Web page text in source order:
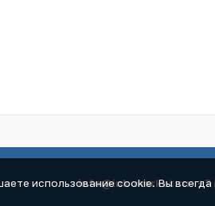
info@ink-market.ru·+7
использование cookie. Вы всегда